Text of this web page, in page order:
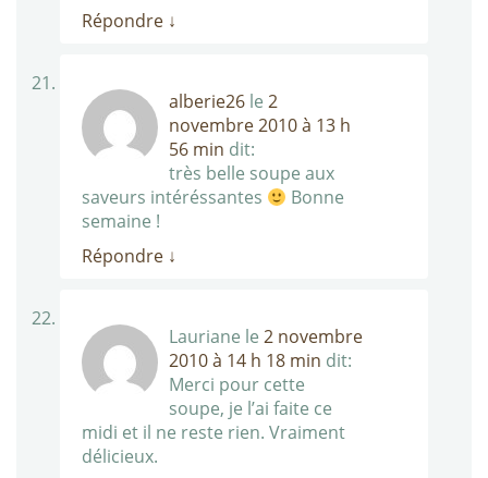
Répondre ↓
alberie26 le 2
novembre 2010 à 13 h
56 min dit:
très belle soupe aux
saveurs intéréssantes
Bonne
semaine !
Répondre ↓
Lauriane le 2 novembre
2010 à 14 h 18 min dit:
Merci pour cette
soupe, je l’ai faite ce
midi et il ne reste rien. Vraiment
délicieux.